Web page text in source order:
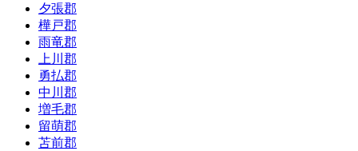
夕張郡
樺戸郡
雨竜郡
上川郡
勇払郡
中川郡
増毛郡
留萌郡
苫前郡